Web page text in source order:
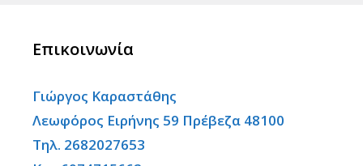
Επικοινωνία
Γιώργος Καραστάθης
Λεωφόρος Ειρήνης 59 Πρέβεζα 48100
Τηλ. 2682027653